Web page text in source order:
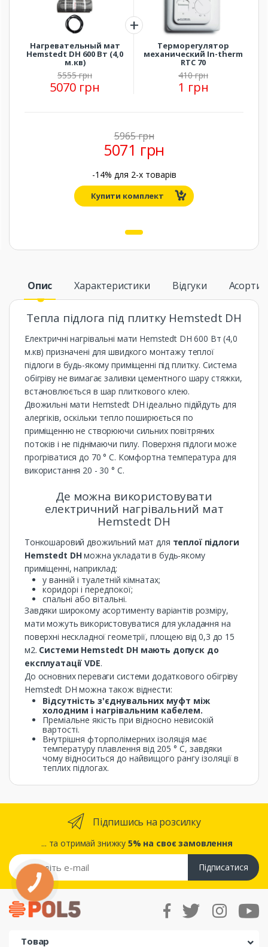
Нагревательный мат
Hemstedt DH 600 Вт (4,0
м.кв)
5555 грн
5070 грн
Терморегулятор
механический In-therm
RTC 70
410 грн
1 грн
5965 грн
5071 грн
-14% для 2-х товарів
Купити комплект
Опис Характеристики Відгуки
Тепла підлога під плитку Hemstedt DH
Електричні нагрівальні мати Hemstedt DH 600 Вт (4,0
м.кв) призначені для швидкого монтажу теплої
підлоги в будь-якому приміщенні під плитку. Система
обігріву не вимагає заливки цементного шару стяжки,
встановлюється в шар плиткового клею.
Двожильні мати Hemstedt DH ідеально підійдуть для
алергіків, оскільки тепло поширюється по
приміщенню не створюючи сильних повітряних
потоків і не піднімаючи пилу. Поверхня підлоги може
прогріватися до 70 ° С. Комфортна температура для
використання 20 - 30 ° С.
Де можна використовувати
електричний нагрівальний мат
Hemstedt DH
Тонкошаровий двожильний мат для теплої підлоги
Hemstedt DHможна укладати в будь-якому
приміщенні, наприклад:
у ванній і туалетній кімнатах;
коридорі і передпокої;
спальні або вітальні.
Завдяки широкому асортименту варіантів розміру,
мати можуть використовуватися для укладання на
поверхні нескладної геометрії, площею від 0,3 до 15
м2. Системи Hemstedt DH мають допуск до
експлуатації VDE.
До основних переваги системи додаткового обігріву
Hemstedt DH можна також віднести:
Відсутність з'єднувальних муфт між
холодним і нагрівальним кабелем.
Преміальне якість при відносно невисокій
вартості.
Внутрішня фторполімерних ізоляція має
температуру плавлення від 205 ° С, завдяки
чому відноситься до найвищого рангу ізоляції в
теплих підлогах.
Підпишись на розсилку
... та отримай знижку 5% на своє замовлення
Підписатися
Товар
КНОПКА
ЗВ'ЯЗКУ